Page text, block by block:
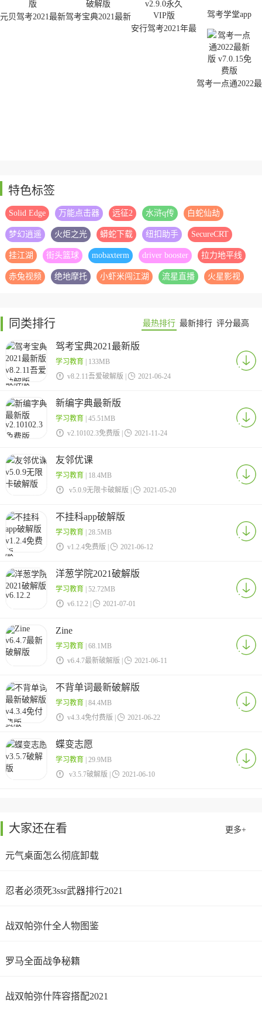
元贝驾考2021最新驾考宝典2021最新
安行驾考2021年最
驾考学堂app
驾考一点通2022最
特色标签
Solid Edge 万能点击器 远征2 水浒q传 白蛇仙劫
梦幻逍遥 火炬之光 蟒蛇下载 纽扣助手 SecureCRT
挂江湖 街头篮球 mobaxterm driver booster 拉力地平线
赤兔视频 绝地摩托 小虾米闯江湖 流星直播 火星影视
同类排行 最热排行 最新排行 评分最高
驾考宝典2021最新版
学习教育 | 133MB
 v8.2.11吾爱破解版 |  2021-06-24
新编字典最新版
学习教育 | 45.51MB
 v2.10102.3免费版 |  2021-11-24
友邻优课
学习教育 | 18.4MB
 v5.0.9无限卡破解版 |  2021-05-20
不挂科app破解版
学习教育 | 28.5MB
 v1.2.4免费版 |  2021-06-12
洋葱学院2021破解版
学习教育 | 52.72MB
 v6.12.2 |  2021-07-01
Zine
学习教育 | 68.1MB
 v6.4.7最新破解版 |  2021-06-11
不背单词最新破解版
学习教育 | 84.4MB
 v4.3.4免付费版 |  2021-06-22
蝶变志愿
学习教育 | 29.9MB
 v3.5.7破解版 |  2021-06-10
大家还在看 更多+
元气桌面怎么彻底卸载
忍者必须死3ssr武器排行2021
战双帕弥什全人物图鉴
罗马全面战争秘籍
战双帕弥什阵容搭配2021